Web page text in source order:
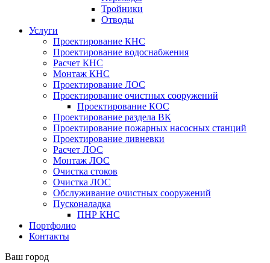
Тройники
Отводы
Услуги
Проектирование КНС
Проектирование водоснабжения
Расчет КНС
Монтаж КНС
Проектирование ЛОС
Проектирование очистных сооружений
Проектирование КОС
Проектирование раздела ВК
Проектирование пожарных насосных станций
Проектирование ливневки
Расчет ЛОС
Монтаж ЛОС
Очистка стоков
Очистка ЛОС
Обслуживание очистных сооружений
Пусконаладка
ПНР КНС
Портфолио
Контакты
Ваш город